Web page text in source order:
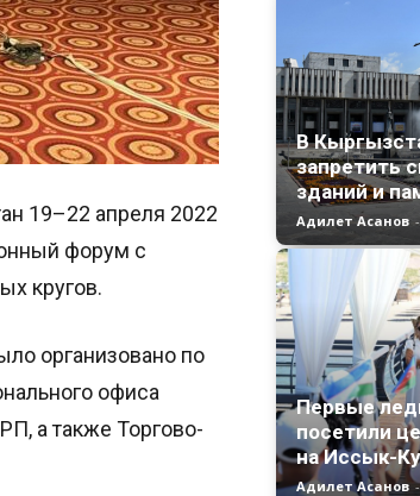
19–22 апреля 2022
форум с
кругов.
организовано по
офиса
а также Торгово-
В
запретить
зданий и
Адилет Асанов -
Первые
посетили
на Иссык-
Адилет Асанов -